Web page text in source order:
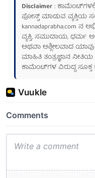
Disclaimer:
ಪೋಸ್ಟ್ ಮಾಡುವ ವ್ಯಕ್ತಿಯ
kannadaprabha.com ನ
ವ್ಯಕ್ತಿ, ಸಮುದಾಯ, ಧರ್ಮ
ಅಥವಾ ಅಶ್ಲೀಲವಾದ
ಮಾಹಿತಿ ತಂತ್ರಜ್ಞಾನ
ಕಾಮೆಂಟ್‌ಗಳ ವಿರುದ್ಧ ಸೂಕ್ತ